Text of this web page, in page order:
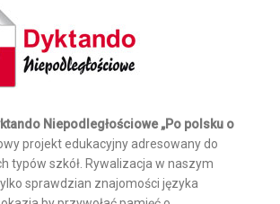
Niepodległościowe „Po polsku o
projekt edukacyjny adresowany do
typów szkół. Rywalizacja w naszym
sprawdzian znajomości języka